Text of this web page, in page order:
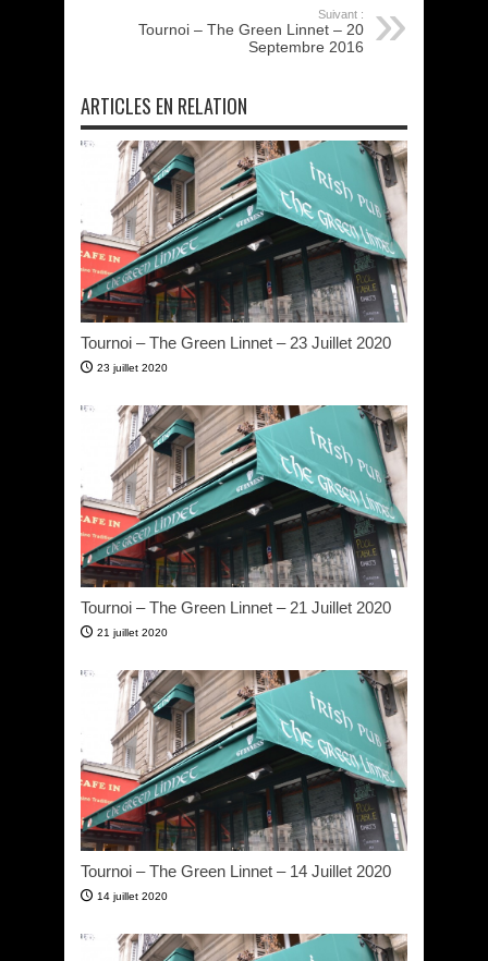
Suivant :
Tournoi – The Green Linnet – 20
Septembre 2016
ARTICLES EN RELATION
Tournoi – The Green Linnet – 23 Juillet 2020
23 juillet 2020
Tournoi – The Green Linnet – 21 Juillet 2020
21 juillet 2020
Tournoi – The Green Linnet – 14 Juillet 2020
14 juillet 2020